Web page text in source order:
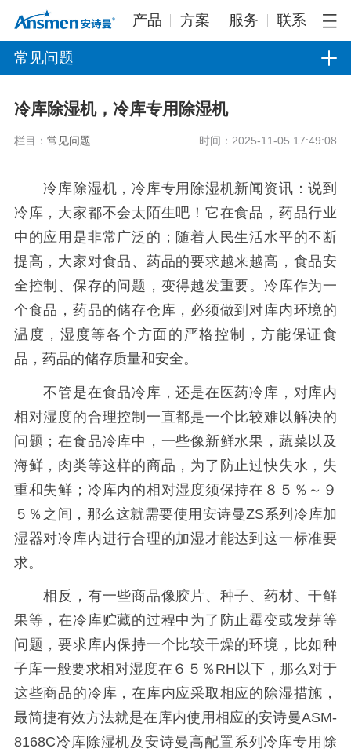
产品 方案 服务 联系
常见问题
冷库除湿机，冷库专用除湿机
栏目： 常见问题 时间：2025-11-05 17:49:08
冷库除湿机，冷库专用除湿机新闻资讯：说到
冷库，大家都不会太陌生吧！它在食品，药品行业
中的应用是非常广泛的；随着人民生活水平的不断
提高，大家对食品、药品的要求越来越高，食品安
全控制、保存的问题，变得越发重要。冷库作为一
个食品，药品的储存仓库，必须做到对库内环境的
温度，湿度等各个方面的严格控制，方能保证食
品，药品的储存质量和安全。
不管是在食品冷库，还是在医药冷库，对库内
相对湿度的合理控制一直都是一个比较难以解决的
问题；在食品冷库中，一些像新鲜水果，蔬菜以及
海鲜，肉类等这样的商品，为了防止过快失水，失
重和失鲜；冷库内的相对湿度须保持在８５％～９
５％之间，那么这就需要使用安诗曼ZS系列冷库加
湿器对冷库内进行合理的加湿才能达到这一标准要
求。
相反，有一些商品像胶片、种子、药材、干鲜
果等，在冷库贮藏的过程中为了防止霉变或发芽等
问题，要求库内保持一个比较干燥的环境，比如种
子库一般要求相对湿度在６５％RH以下，那么对于
这些商品的冷库，在库内应采取相应的除湿措施，
最简捷有效方法就是在库内使用相应的安诗曼ASM-
8168C冷库除湿机及安诗曼高配置系列冷库专用除